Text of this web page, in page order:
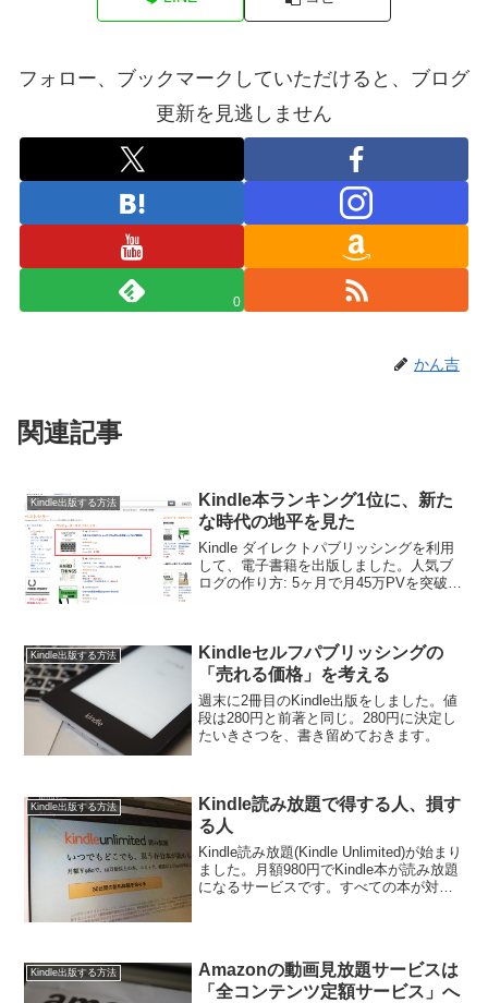
フォロー、ブックマークしていただけると、ブログ
更新を見逃しません
0
かん吉
関連記事
Kindle出版する方法
Kindle本ランキング1位に、新た
な時代の地平を見た
Kindle ダイレクトパブリッシングを利用
して、電子書籍を出版しました。人気ブ
ログの作り方: 5ヶ月で月45万PVを突破し
できま...
Kindle出版する方法
Kindleセルフパブリッシングの
「売れる価格」を考える
週末に2冊目のKindle出版をしました。値
段は280円と前著と同じ。280円に決定し
たいきさつを、書き留めておきます。
Kindle出版する方法
Kindle読み放題で得する人、損す
る人
Kindle読み放題(Kindle Unlimited)が始まり
ました。月額980円でKindle本が読み放題
になるサービスです。すべての本が対象
Kindle出版する方法
Amazonの動画見放題サービスは
「全コンテンツ定額サービス」へ